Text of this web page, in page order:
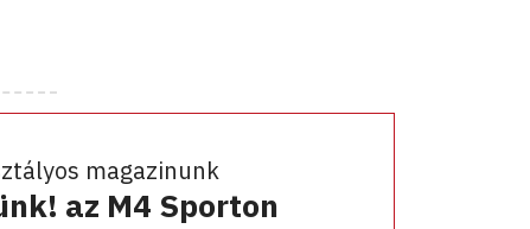
magazinunk
az M4 Sporton